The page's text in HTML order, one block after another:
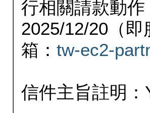
行相關請款動
2025/12/20（
箱： tw-ec2-
信件主旨註明